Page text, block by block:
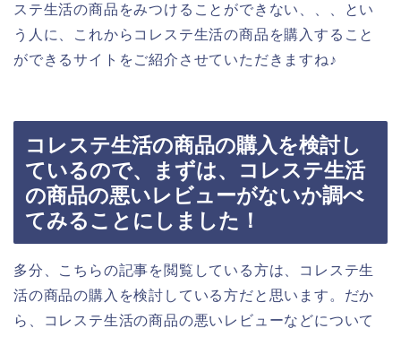
ステ生活の商品をみつけることができない、、、とい
う人に、これからコレステ生活の商品を購入すること
ができるサイトをご紹介させていただきますね♪
コレステ生活の商品の購入を検討し
ているので、まずは、コレステ生活
の商品の悪いレビューがないか調べ
てみることにしました！
多分、こちらの記事を閲覧している方は、コレステ生
活の商品の購入を検討している方だと思います。だか
ら、コレステ生活の商品の悪いレビューなどについて